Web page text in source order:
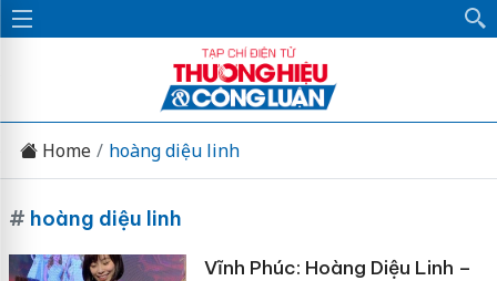
Home hoàng diệu linh
# hoàng diệu linh
Vĩnh Phúc: Hoàng Diệu Linh –